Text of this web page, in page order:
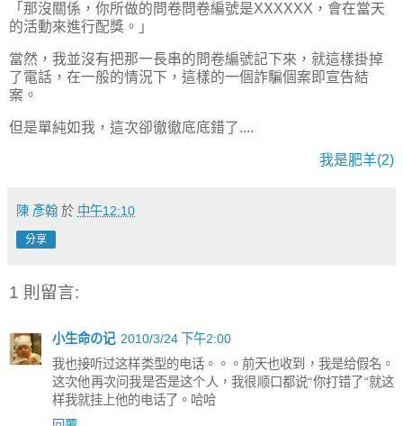
「那沒關係，你所做的問卷問卷編號是XXXXXX，會在當天
的活動來進行配獎。」
當然，我並沒有把那一長串的問卷編號記下來，就這樣掛掉
了電話，在一般的情況下，這樣的一個詐騙個案即宣告結
案。
但是單純如我，這次卻徹徹底底錯了....
我是肥羊(2)
陳 彥翰 於 中午12:10
分享
1 則留言:
小生命の记 2010/3/24 下午2:00
我也接听过这样类型的电话。。。前天也收到，我是给假名。
这次他再次问我是否是这个人，我很顺口都说“你打错了“就这
样我就挂上他的电话了。哈哈